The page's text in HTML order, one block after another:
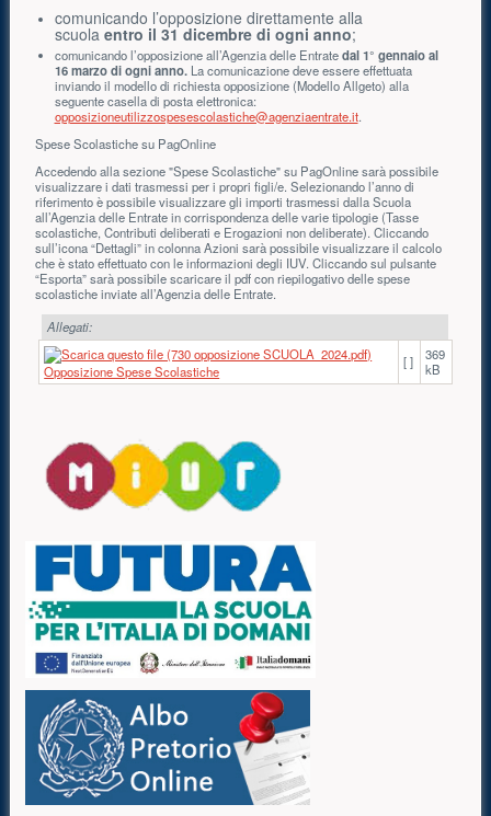
comunicando l’opposizione direttamente alla
scuola entro il 31 dicembre di ogni anno;
comunicando l’opposizione all’Agenzia delle Entratedal 1° gennaio al
16 marzo di ogni anno. La comunicazione deve essere effettuata
inviando il modello di richiesta opposizione (Modello Allgeto) alla
seguente casella di posta elettronica:
opposizioneutilizzospesescolastiche@agenziaentrate.it.
Spese Scolastiche su PagOnline
Accedendo alla sezione "Spese Scolastiche" su PagOnline sarà possibile
visualizzare i dati trasmessi per i propri figli/e. Selezionando l’anno di
riferimento è possibile visualizzare gli importi trasmessi dalla Scuola
all’Agenzia delle Entrate in corrispondenza delle varie tipologie (Tasse
scolastiche, Contributi deliberati e Erogazioni non deliberate). Cliccando
sull’icona “Dettagli” in colonna Azioni sarà possibile visualizzare il calcolo
che è stato effettuato con le informazioni degli IUV. Cliccando sul pulsante
“Esporta” sarà possibile scaricare il pdf con riepilogativo delle spese
scolastiche inviate all’Agenzia delle Entrate.
Allegati:
Opposizione Spese Scolastiche
[ ]
369
kB
Risorse aggiuntive (colonna di destra)